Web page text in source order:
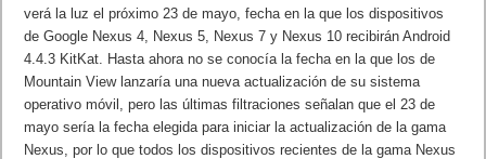
verá la luz el próximo 23 de mayo, fecha en la que los dispositivos
de Google Nexus 4, Nexus 5, Nexus 7 y Nexus 10 recibirán Android
4.4.3 KitKat. Hasta ahora no se conocía la fecha en la que los de
Mountain View lanzaría una nueva actualización de su sistema
operativo móvil, pero las últimas filtraciones señalan que el 23 de
mayo sería la fecha elegida para iniciar la actualización de la gama
Nexus, por lo que todos los dispositivos recientes de la gama Nexus